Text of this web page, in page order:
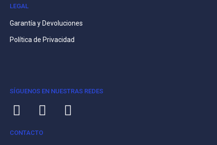
LEGAL
Garantía y Devoluciones
Política de Privacidad
SÍGUENOS EN NUESTRAS REDES
CONTACTO